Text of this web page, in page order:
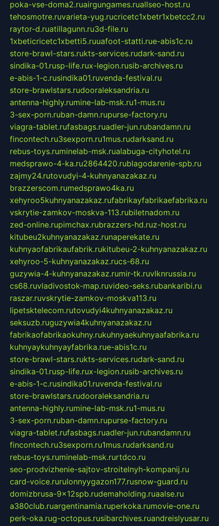
poka-vse-doma2.ruairgungames.ruallseo-host.ru
tehosmotre.ruvarieta-yug.rucricetc1xbetr1xbetcc2.ru
raytor-d.ruatillagunn.ru3d-file.ru
1xbeticricetc1xbetti5.ruuafoot-statti.rue-abis1c.ru
store-brawl-stars.rukts-services.rudark-sand.ru
sindika-01.rusp-life.rux-legion.rusib-archives.ru
e-abis-1-c.rusindika01.ruvenda-festival.ru
store-brawlstars.rudooraleksandria.ru
antenna-highly.rumine-lab-msk.ru1-mus.ru
3-sex-porn.ruban-damn.rupurse-factory.ru
viagra-tablet.rufasbags.ruadler-jun.rubandamn.ru
fincontech.ru3sexporn.ru1mus.rudarksand.ru
rebus-toys.ruminelab-msk.rualabuga-cityhotel.ru
medsprawo-4-ka.ru2864420.rublagodarenie-spb.ru
zajmy24.rutovudyi-4-kuhnyanazakaz.ru
brazzerscom.rumedsprawo4ka.ru
xehyroo5kuhnyanazakaz.rufabrikayfabrikaefabrika.ru
vskrytie-zamkov-moskva-113.rubiletnadom.ru
zed-online.rupimchax.rubrazzers-hd.ruz-host.ru
kitubeu2kuhnyanazakaz.runaperekate.ru
kuhnyaofabrikaufabrik.rukitubeu-2-kuhnyanazakaz.ru
xehyroo-5-kuhnyanazakaz.rucs-68.ru
guzywia-4-kuhnyanazakaz.rumir-tk.ruvlknrussia.ru
cs68.ruvladivostok-map.ruvideo-seks.rubankaribi.ru
raszar.ruvskrytie-zamkov-moskva113.ru
lipetsktelecom.rutovudyi4kuhnyanazakaz.ru
seksuzb.ruguzywia4kuhnyanazakaz.ru
fabrikaofabrikaokuhny.rukuhnyaekuhnyaafabrika.ru
kuhnyaykuhnyayfabrika.rue-abis1c.ru
store-brawl-stars.rukts-services.rudark-sand.ru
sindika-01.rusp-life.rux-legion.rusib-archives.ru
e-abis-1-c.rusindika01.ruvenda-festival.ru
store-brawlstars.rudooraleksandria.ru
antenna-highly.rumine-lab-msk.ru1-mus.ru
3-sex-porn.ruban-damn.rupurse-factory.ru
viagra-tablet.rufasbags.ruadler-jun.rubandamn.ru
fincontech.ru3sexporn.ru1mus.rudarksand.ru
rebus-toys.ruminelab-msk.rurtdco.ru
seo-prodvizhenie-sajtov-stroitelnyh-kompanij.ru
card-voice.rurulonnyygazon177.rusnow-guard.ru
domizbrusa-9x12spb.rudemaholding.ruaalse.ru
a380club.ruargentinamia.ruperkoka.rumovie-one.ru
perk-oka.rug-octopus.rusibarchives.ruandreislyusar.ru